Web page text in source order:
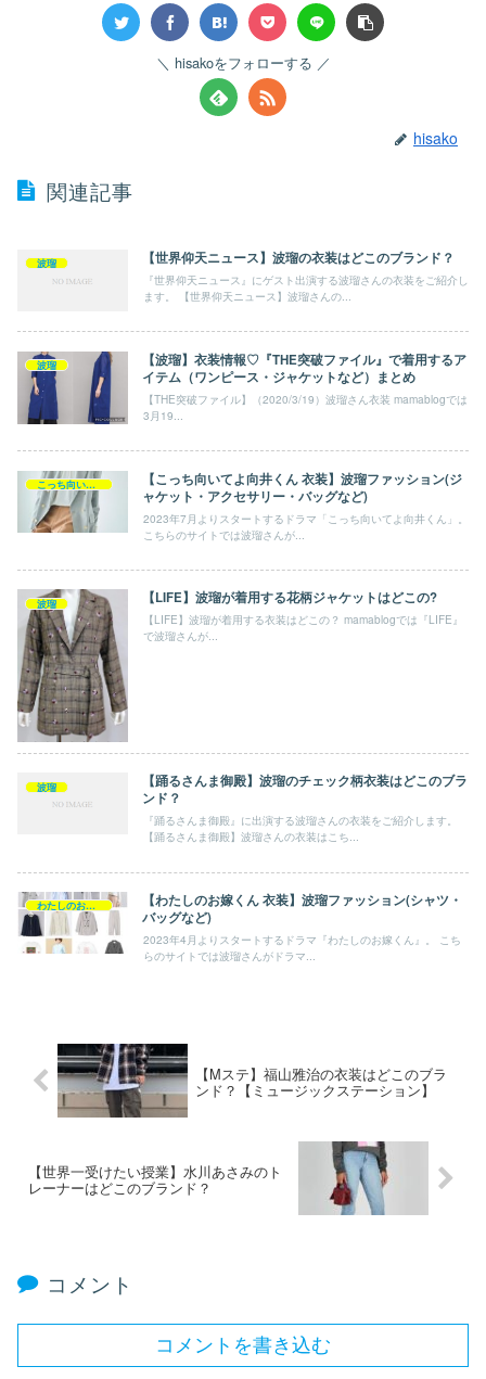
hisakoをフォローする
hisako
関連記事
波瑠 【世界仰天ニュース】波瑠の衣装はどこのブランド？
『世界仰天ニュース』にゲスト出演する波瑠さんの衣装をご紹介し
ます。 【世界仰天ニュース】波瑠さんの...
波瑠
【波瑠】衣装情報♡『THE突破ファイル』で着用するア
イテム（ワンピース・ジャケットなど）まとめ
【THE突破ファイル】（2020/3/19）波瑠さん衣装 mamablogでは
3月19...
こっち向いてよ向井くん
【こっち向いてよ向井くん 衣装】波瑠ファッション(ジ
ャケット・アクセサリー・バッグなど)
2023年7月よりスタートするドラマ「こっち向いてよ向井くん」。
こちらのサイトでは波瑠さんが...
波瑠 【LIFE】波瑠が着用する花柄ジャケットはどこの?
【LIFE】波瑠が着用する衣装はどこの？ mamablogでは『LIFE』
で波瑠さんが...
波瑠
【踊るさんま御殿】波瑠のチェック柄衣装はどこのブラ
ンド？
『踊るさんま御殿』に出演する波瑠さんの衣装をご紹介します。
【踊るさんま御殿】波瑠さんの衣装はこち...
わたしのお嫁くん
【わたしのお嫁くん 衣装】波瑠ファッション(シャツ・
バッグなど)
2023年4月よりスタートするドラマ『わたしのお嫁くん』。 こち
らのサイトでは波瑠さんがドラマ...
【Mステ】福山雅治の衣装はどこのブラ
ンド？【ミュージックステーション】
【世界一受けたい授業】水川あさみのト
レーナーはどこのブランド？
コメント
コメントを書き込む